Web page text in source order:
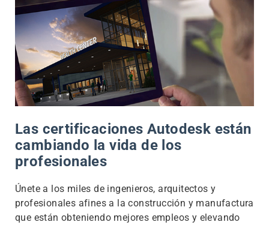
Las certificaciones Autodesk están
cambiando la vida de los
profesionales
Únete a los miles de ingenieros, arquitectos y
profesionales afines a la construcción y manufactura
que están obteniendo mejores empleos y elevando